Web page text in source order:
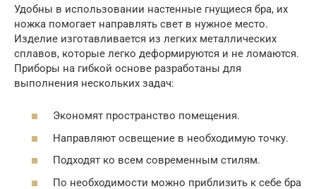
Удобны в использовании настенные гнущиеся бра, их
ножка помогает направлять свет в нужное место.
Изделие изготавливается из легких металлических
сплавов, которые легко деформируются и не ломаются.
Приборы на гибкой основе разработаны для
выполнения нескольких задач:
Экономят пространство помещения.
Направляют освещение в необходимую точку.
Подходят ко всем современным стилям.
По необходимости можно приблизить к себе бра